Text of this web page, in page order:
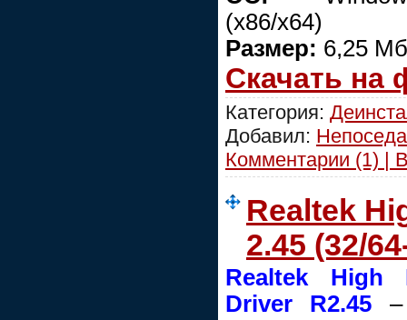
(x86/x64)
Размер: 6,25
Скачать на
Категория:
Добавил: Непоседа
Комментарии (1) |
Realtek
2.45 (32/
Realtek High
Driver R2.45 –